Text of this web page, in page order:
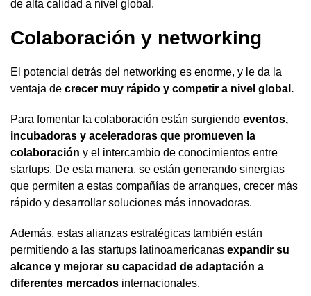
de alta calidad a nivel global.
Colaboración y networking
El potencial detrás del networking es enorme, y le da la
ventaja de crecer muy rápido y competir a nivel global.
Para fomentar la colaboración están surgiendo eventos,
incubadoras y aceleradoras que promueven la
colaboración y el intercambio de conocimientos entre
startups. De esta manera, se están generando sinergias
que permiten a estas compañías de arranques, crecer más
rápido y desarrollar soluciones más innovadoras.
Además, estas alianzas estratégicas también están
permitiendo a las startups latinoamericanas expandir su
alcance y mejorar su capacidad de adaptación a
diferentes mercados internacionales.